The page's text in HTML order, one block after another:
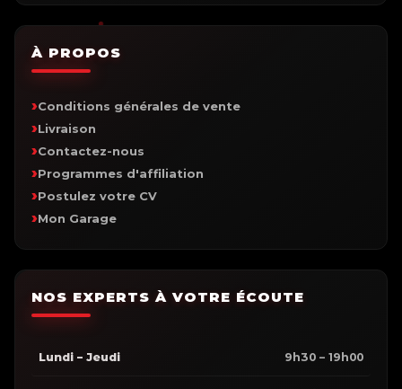
À PROPOS
Conditions générales de vente
Livraison
Contactez-nous
Programmes d'affiliation
Postulez votre CV
Mon Garage
NOS EXPERTS À VOTRE ÉCOUTE
Lundi – Jeudi 9h30 – 19h00